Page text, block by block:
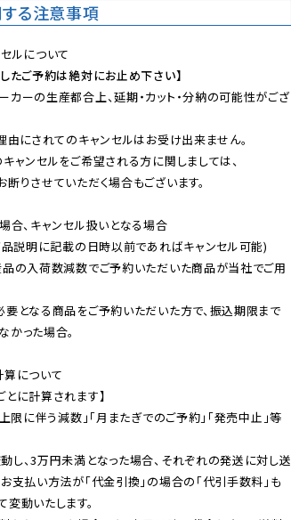
る注意事項
たご予約は絶対にお止め下さい】
ーの生産都合上、延期・カット・分納の可能性がござ
由にされてのキャンセルはお受け出来ません。
ャンセルをご希望される方に関しましては、
りさせていただく場合もございます。
合、キャンセル扱いとなる場合
品説明に記載の日時以前であればキャンセル可能)
品の入荷数減数でご予約いただいた商品が当社でご用
要となる商品をご予約いただいた方で、振込期限まで
かった場合。
について
に計算されます】
上限に伴う減数」「月またぎでのご予約」「発売中止」等
し、3万円未満となった場合、それぞれの発送に対し送
支払い方法が「代金引換」の場合の「代引手数料」も